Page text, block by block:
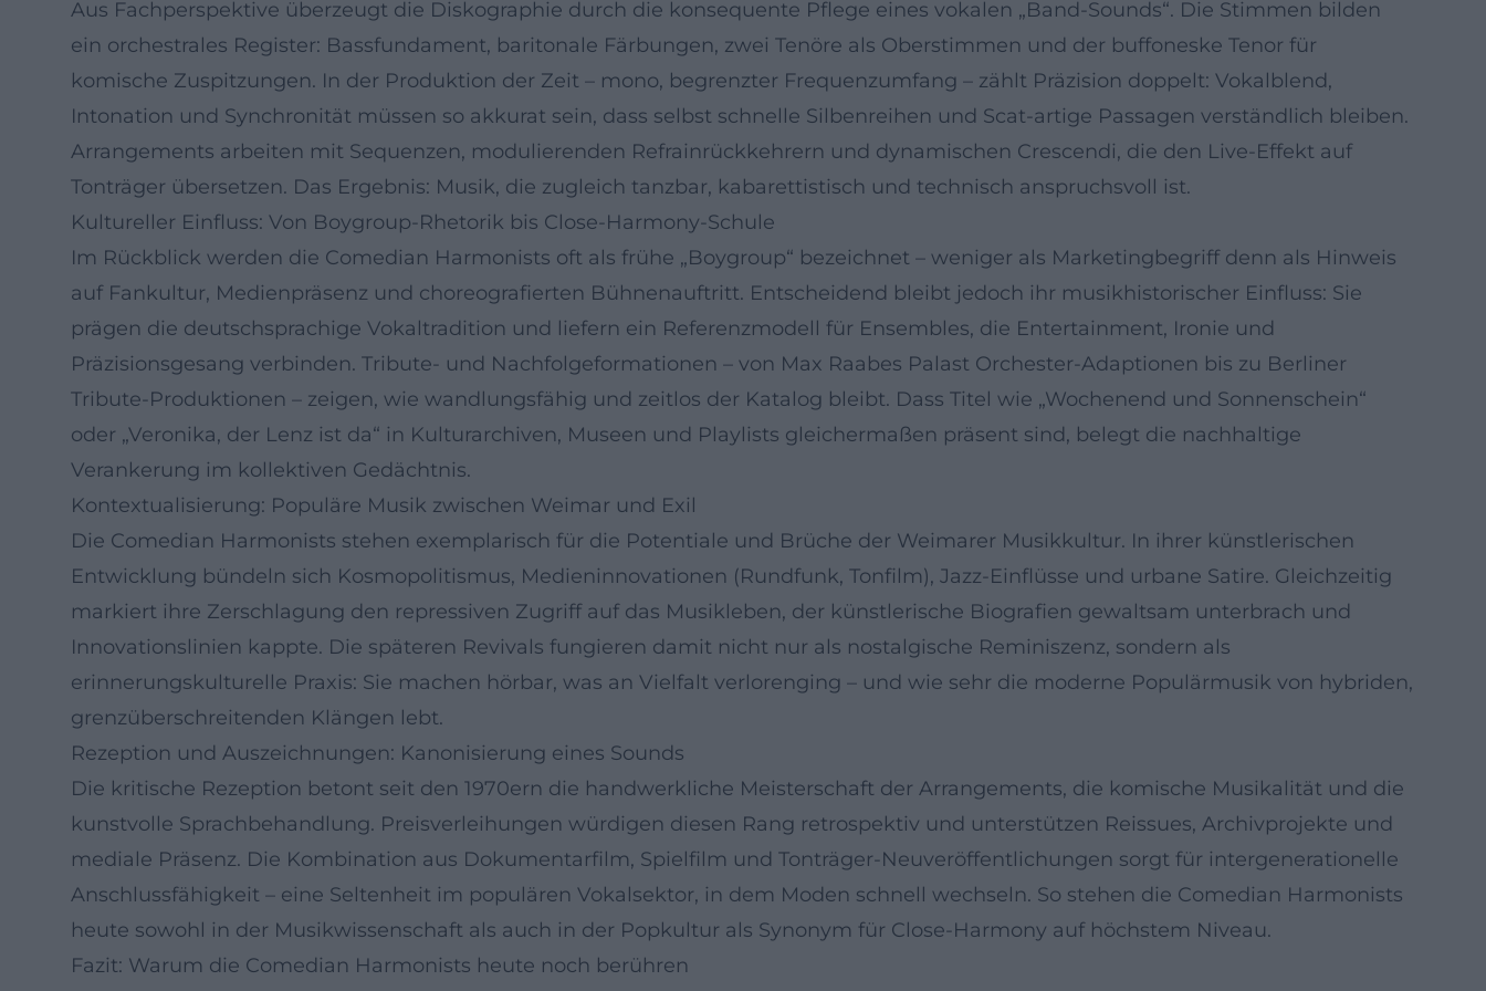
Aus Fachperspektive überzeugt die Diskographie durch die konsequente Pflege eines vokalen „Band-Sounds“. Die Stimmen bilden
ein orchestrales Register: Bassfundament, baritonale Färbungen, zwei Tenöre als Oberstimmen und der buffoneske Tenor für
komische Zuspitzungen. In der Produktion der Zeit – mono, begrenzter Frequenzumfang – zählt Präzision doppelt: Vokalblend,
Intonation und Synchronität müssen so akkurat sein, dass selbst schnelle Silbenreihen und Scat-artige Passagen verständlich bleiben.
Arrangements arbeiten mit Sequenzen, modulierenden Refrainrückkehrern und dynamischen Crescendi, die den Live-Effekt auf
Tonträger übersetzen. Das Ergebnis: Musik, die zugleich tanzbar, kabarettistisch und technisch anspruchsvoll ist.
Kultureller Einfluss: Von Boygroup-Rhetorik bis Close-Harmony-Schule
Im Rückblick werden die Comedian Harmonists oft als frühe „Boygroup“ bezeichnet – weniger als Marketingbegriff denn als Hinweis
auf Fankultur, Medienpräsenz und choreografierten Bühnenauftritt. Entscheidend bleibt jedoch ihr musikhistorischer Einfluss: Sie
prägen die deutschsprachige Vokaltradition und liefern ein Referenzmodell für Ensembles, die Entertainment, Ironie und
Präzisionsgesang verbinden. Tribute- und Nachfolgeformationen – von Max Raabes Palast Orchester-Adaptionen bis zu Berliner
Tribute-Produktionen – zeigen, wie wandlungsfähig und zeitlos der Katalog bleibt. Dass Titel wie „Wochenend und Sonnenschein“
oder „Veronika, der Lenz ist da“ in Kulturarchiven, Museen und Playlists gleichermaßen präsent sind, belegt die nachhaltige
Verankerung im kollektiven Gedächtnis.
Kontextualisierung: Populäre Musik zwischen Weimar und Exil
Die Comedian Harmonists stehen exemplarisch für die Potentiale und Brüche der Weimarer Musikkultur. In ihrer künstlerischen
Entwicklung bündeln sich Kosmopolitismus, Medieninnovationen (Rundfunk, Tonfilm), Jazz-Einflüsse und urbane Satire. Gleichzeitig
markiert ihre Zerschlagung den repressiven Zugriff auf das Musikleben, der künstlerische Biografien gewaltsam unterbrach und
Innovationslinien kappte. Die späteren Revivals fungieren damit nicht nur als nostalgische Reminiszenz, sondern als
erinnerungskulturelle Praxis: Sie machen hörbar, was an Vielfalt verlorenging – und wie sehr die moderne Populärmusik von hybriden,
grenzüberschreitenden Klängen lebt.
Rezeption und Auszeichnungen: Kanonisierung eines Sounds
Die kritische Rezeption betont seit den 1970ern die handwerkliche Meisterschaft der Arrangements, die komische Musikalität und die
kunstvolle Sprachbehandlung. Preisverleihungen würdigen diesen Rang retrospektiv und unterstützen Reissues, Archivprojekte und
mediale Präsenz. Die Kombination aus Dokumentarfilm, Spielfilm und Tonträger-Neuveröffentlichungen sorgt für intergenerationelle
Anschlussfähigkeit – eine Seltenheit im populären Vokalsektor, in dem Moden schnell wechseln. So stehen die Comedian Harmonists
heute sowohl in der Musikwissenschaft als auch in der Popkultur als Synonym für Close-Harmony auf höchstem Niveau.
Fazit: Warum die Comedian Harmonists heute noch berühren